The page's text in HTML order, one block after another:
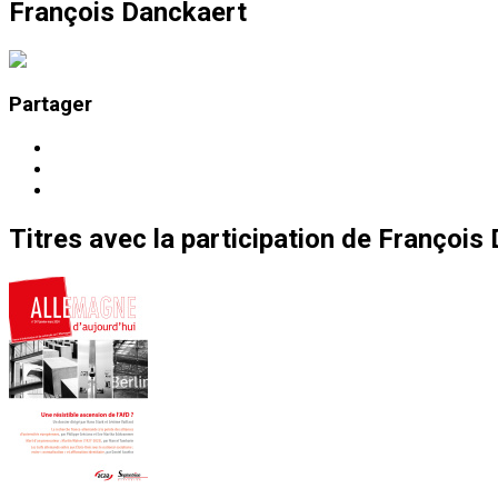
François Danckaert
Partager
Titres avec la participation de François